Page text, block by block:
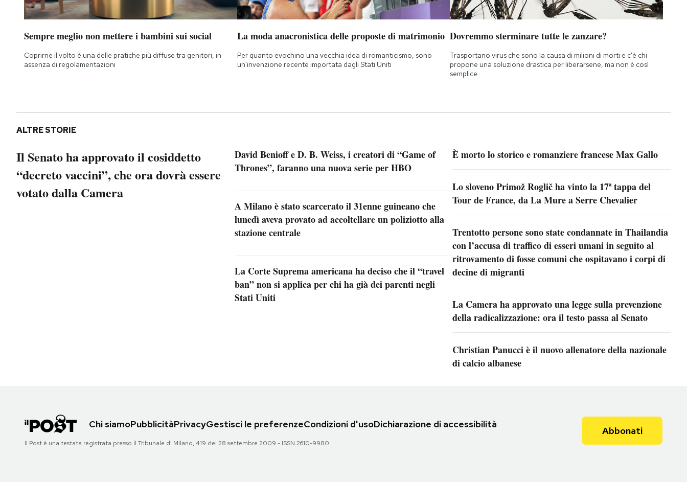
Area Personale
Newsletter
Notifiche mobile
Hai bisogno di aiuto?
Sempre meglio non mettere i bambini sui social
Coprirne il volto è una delle pratiche più diffuse tra genitori, in
assenza di regolamentazioni
La moda anacronistica delle proposte di matrimonio
Per quanto evochino una vecchia idea di romanticismo, sono
un'invenzione recente importata dagli Stati Uniti
Dovremmo sterminare tutte le zanzare?
Trasportano virus che sono la causa di milioni di morti e c'è chi
propone una soluzione drastica per liberarsene, ma non è così
semplice
ALTRE STORIE
Il Senato ha approvato il cosiddetto
“decreto vaccini”, che ora dovrà essere
votato dalla Camera
David Benioff e D. B. Weiss, i creatori di “Game of
Thrones”, faranno una nuova serie per HBO
A Milano è stato scarcerato il 31enne guineano che
lunedì aveva provato ad accoltellare un poliziotto alla
stazione centrale
La Corte Suprema americana ha deciso che il “travel
ban” non si applica per chi ha già dei parenti negli
Stati Uniti
È morto lo storico e romanziere francese Max Gallo
Lo sloveno Primož Roglič ha vinto la 17ª tappa del
Tour de France, da La Mure a Serre Chevalier
Trentotto persone sono state condannate in Thailandia
con l’accusa di traffico di esseri umani in seguito al
ritrovamento di fosse comuni che ospitavano i corpi di
decine di migranti
La Camera ha approvato una legge sulla prevenzione
della radicalizzazione: ora il testo passa al Senato
Christian Panucci è il nuovo allenatore della nazionale
di calcio albanese
Chi siamoPubblicitàPrivacyGestisci le preferenzeCondizioni d'usoDichiarazione di accessibilità
Il Post è una testata registrata presso il Tribunale di Milano, 419 del 28 settembre 2009 - ISSN 2610-9980
Abbonati